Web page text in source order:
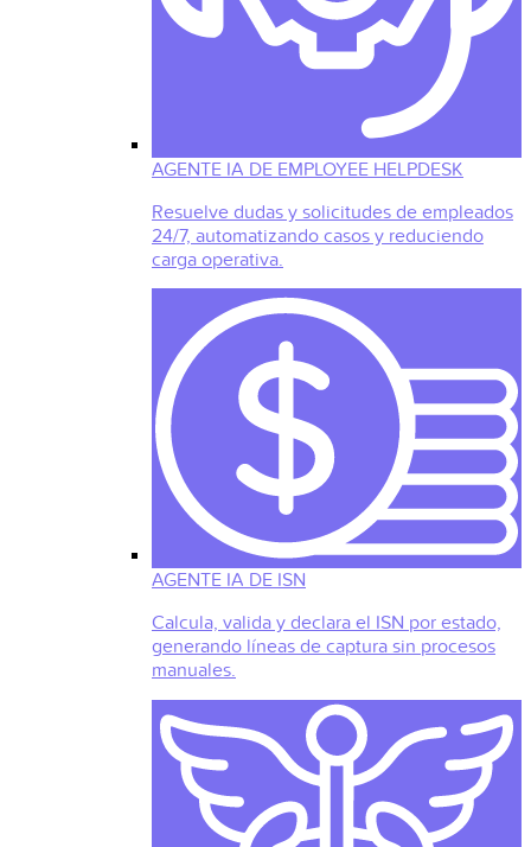
AGENTE IA DE EMPLOYEE HELPDESK
Resuelve dudas y solicitudes de empleados
24/7, automatizando casos y reduciendo
carga operativa.
AGENTE IA DE ISN
Calcula, valida y declara el ISN por estado,
generando líneas de captura sin procesos
manuales.